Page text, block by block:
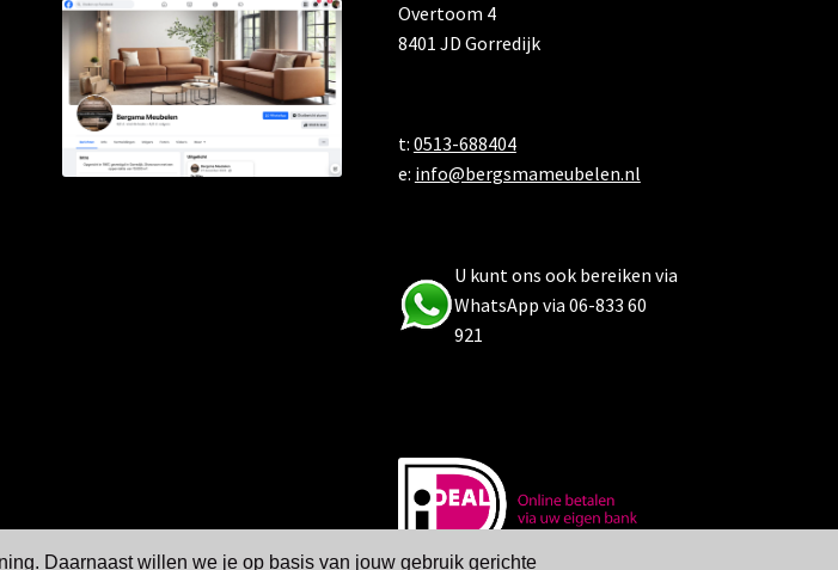
Daarnaast willen we je op basis van jouw gebruik gerichte
Overtoom 4
8401 JD Gorredijk
t: 0513-688404
e: info@bergsmameubelen.nl
U kunt ons ook bereiken via
WhatsApp via 06-833 60
921